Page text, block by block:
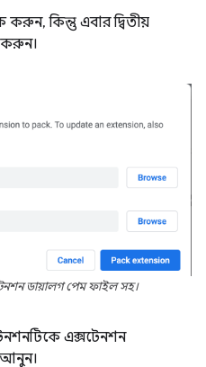
কিন্তু এবার দ্বিতীয়
ডায়ালগ পেম ফাইল সহ।
এক্সটেনশন
আনুন।